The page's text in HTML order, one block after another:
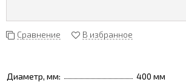
Сравнение В избранное
Диаметр, мм:
400 мм